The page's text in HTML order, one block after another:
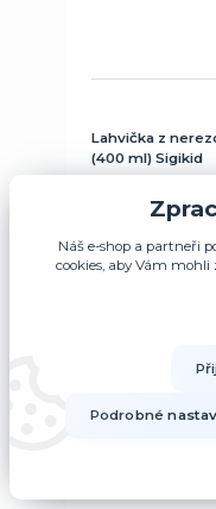
Lahvička z
(400 ml) Sigikid
Skladem 7 ks
Náš e-shop a partneři
cookies, aby Vám
Podrobné